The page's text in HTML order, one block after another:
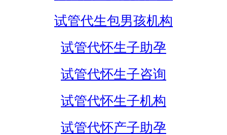
试管代生包男孩机构
试管代怀生子助孕
试管代怀生子咨询
试管代怀生子机构
试管代怀产子助孕